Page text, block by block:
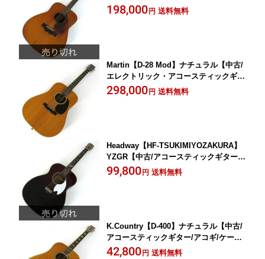
ル/ヤマハ】岡山店
198,000 円 送料無料
Martin【D-28 Mod】ナチュラル【中古/
エレクトリック・アコースティックギタ
ー/エレアコ/マーティン/マーチン】岡山
298,000 円 送料無料
Headway【HF-TSUKIMIYOZAKURA】
YZGR【中古/アコースティックギター/
アコギ/ヘッドウェイ】岡山店
99,800 円 送料無料
K.Country【D-400】ナチュラル【中古/
アコースティックギター/アコギ/ケーカ
ントリー】岡山店
42,800 円 送料無料